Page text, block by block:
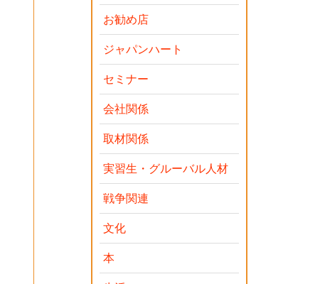
お勧め店
ジャパンハート
セミナー
会社関係
取材関係
実習生・グルーバル人材
戦争関連
文化
本